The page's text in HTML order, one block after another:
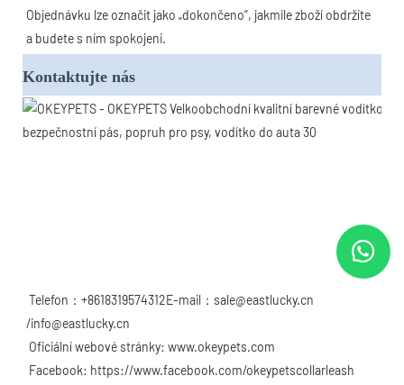
Objednávku lze označit jako „dokončeno“, jakmile zboží obdržíte
a budete s ním spokojeni.
Kontaktujte nás
Telefon：+8618319574312E-mail：sale@eastlucky.cn
/info@eastlucky.cn
Oficiální webové stránky: www.okeypets.com
Facebook: https://www.facebook.com/okeypetscollarleash